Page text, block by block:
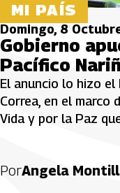
MI PAÍS
Domingo, 8
Gobierno
Pacífico
El anuncio lo hizo el
Correa, en el marco
Vida y por la Paz
PorAngela